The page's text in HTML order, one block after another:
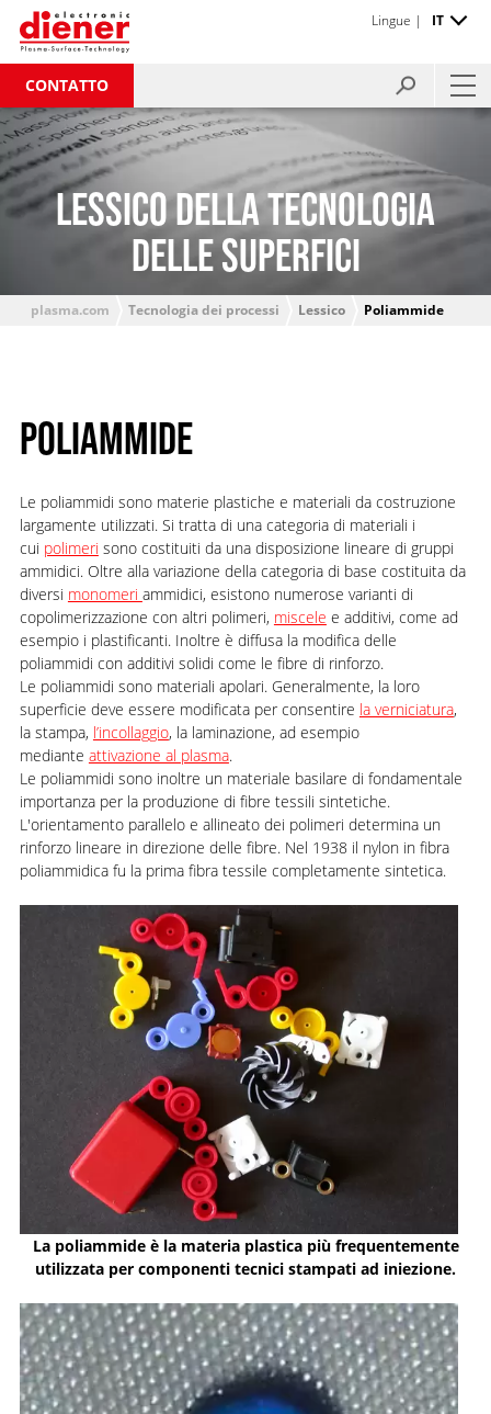
CONTATTO
Lingue | IT
LESSICO DELLA TECNOLOGIA
DELLE SUPERFICI
plasma.com Tecnologia dei processi Lessico Poliammide
POLIAMMIDE
Le poliammidi sono materie plastiche e materiali da costruzione
largamente utilizzati. Si tratta di una categoria di materiali i
cui polimeri sono costituiti da una disposizione lineare di gruppi
ammidici. Oltre alla variazione della categoria di base costituita da
diversi monomeri ammidici, esistono numerose varianti di
copolimerizzazione con altri polimeri, miscele e additivi, come ad
esempio i plastificanti. Inoltre è diffusa la modifica delle
poliammidi con additivi solidi come le fibre di rinforzo.
Le poliammidi sono materiali apolari. Generalmente, la loro
superficie deve essere modificata per consentire la verniciatura,
la stampa, l’incollaggio, la laminazione, ad esempio
mediante attivazione al plasma.
Le poliammidi sono inoltre un materiale basilare di fondamentale
importanza per la produzione di fibre tessili sintetiche.
L'orientamento parallelo e allineato dei polimeri determina un
rinforzo lineare in direzione delle fibre. Nel 1938 il nylon in fibra
poliammidica fu la prima fibra tessile completamente sintetica.
La poliammide è la materia plastica più frequentemente
utilizzata per componenti tecnici stampati ad iniezione.